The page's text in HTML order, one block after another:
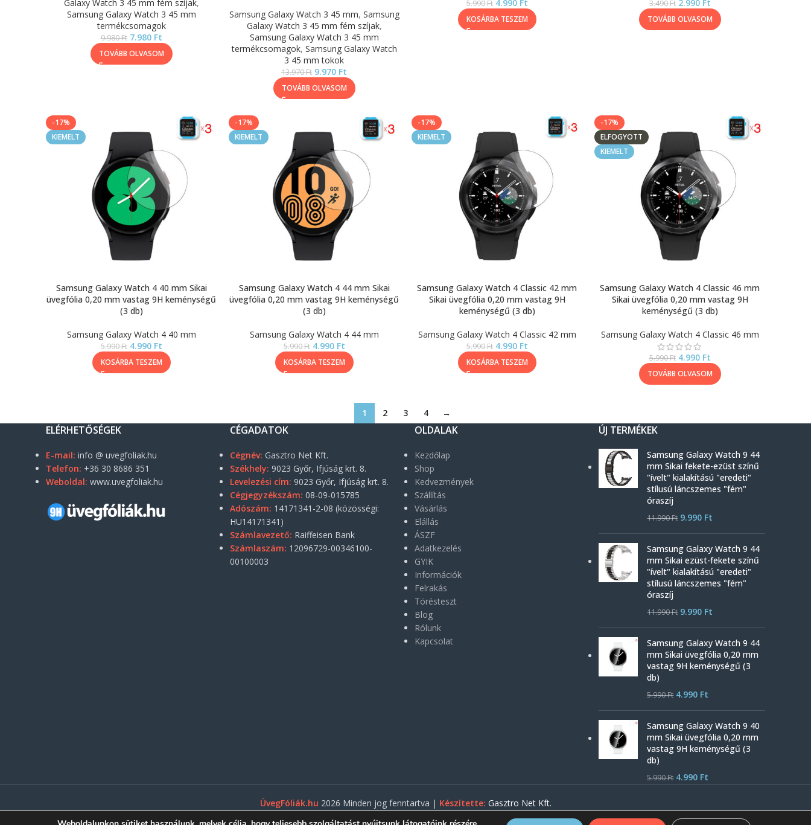
Galaxy Watch 3 45 mm fém szíjak,
Samsung Galaxy Watch 3 45 mm
termékcsomagok
9.980Ft 7.980 Ft
TOVÁBB OLVASOM
Samsung Galaxy Watch 3 45 mm, Samsung
Galaxy Watch 3 45 mm fém szíjak,
Samsung Galaxy Watch 3 45 mm
termékcsomagok, Samsung Galaxy Watch
3 45 mm tokok
13.970Ft 9.970 Ft
TOVÁBB OLVASOM
5.990Ft 4.990 Ft
KOSÁRBA TESZEM
3.490Ft 2.990 Ft
TOVÁBB OLVASOM
-17%
KIEMELT
Samsung Galaxy Watch 4 40 mm Sikai
üvegfólia 0,20 mm vastag 9H keménységű
(3 db)
Samsung Galaxy Watch 4 40 mm
5.990Ft 4.990 Ft
KOSÁRBA TESZEM
-17%
KIEMELT
Samsung Galaxy Watch 4 44 mm Sikai
üvegfólia 0,20 mm vastag 9H keménységű
(3 db)
Samsung Galaxy Watch 4 44 mm
5.990Ft 4.990 Ft
KOSÁRBA TESZEM
-17%
KIEMELT
Samsung Galaxy Watch 4 Classic 42 mm
Sikai üvegfólia 0,20 mm vastag 9H
keménységű (3 db)
Samsung Galaxy Watch 4 Classic 42 mm
5.990Ft 4.990 Ft
KOSÁRBA TESZEM
-17%
ELFOGYOTT
KIEMELT
Samsung Galaxy Watch 4 Classic 46 mm
Sikai üvegfólia 0,20 mm vastag 9H
keménységű (3 db)
Samsung Galaxy Watch 4 Classic 46 mm
5.990Ft 4.990 Ft
TOVÁBB OLVASOM
1 2 3 4 →
ELÉRHETŐSÉGEK
E-mail: info @ uvegfoliak.hu
Telefon: +36 30 8686 351
Weboldal: www.uvegfoliak.hu
CÉGADATOK
Cégnév: Gasztro Net Kft.
Székhely: 9023 Győr, Ifjúság krt. 8.
Levelezési cím: 9023 Győr, Ifjúság krt. 8.
Cégjegyzékszám: 08-09-015785
Adószám: 14171341-2-08 (közösségi:
HU14171341)
Számlavezető: Raiffeisen Bank
Számlaszám: 12096729-00346100-
00100003
OLDALAK
Kezdőlap
Shop
Kedvezmények
Szállítás
Vásárlás
Elállás
ÁSZF
Adatkezelés
GYIK
Információk
Felrakás
Törésteszt
Blog
Rólunk
Kapcsolat
ÚJ TERMÉKEK
Samsung Galaxy Watch 9 44
mm Sikai fekete-ezüst színű
"ívelt" kialakítású "eredeti"
stílusú láncszemes "fém"
óraszíj
11.990Ft 9.990 Ft
Samsung Galaxy Watch 9 44
mm Sikai ezüst-fekete színű
"ívelt" kialakítású "eredeti"
stílusú láncszemes "fém"
óraszíj
11.990Ft 9.990 Ft
Samsung Galaxy Watch 9 44
mm Sikai üvegfólia 0,20 mm
vastag 9H keménységű (3
db)
5.990Ft 4.990 Ft
Samsung Galaxy Watch 9 40
mm Sikai üvegfólia 0,20 mm
vastag 9H keménységű (3
db)
5.990Ft 4.990 Ft
ÜvegFóliák.hu 2026 Minden jog fenntartva | Készítette: Gasztro Net Kft.